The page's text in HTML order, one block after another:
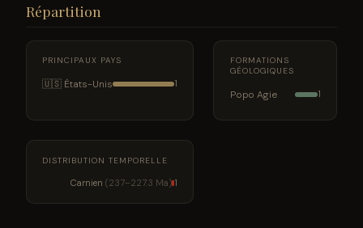
Répartition
PRINCIPAUX PAYS
🇺🇸 États-Unis 1
FORMATIONS
GÉOLOGIQUES
Popo Agie 1
DISTRIBUTION TEMPORELLE
Carnien (237–227.3 Ma) 1